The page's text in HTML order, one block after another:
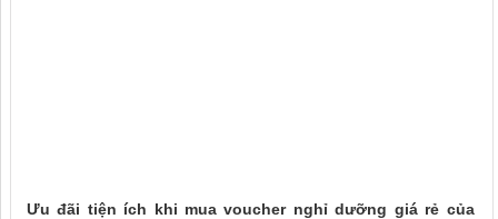
Ưu đãi tiện ích khi mua voucher nghỉ dưỡng giá rẻ của